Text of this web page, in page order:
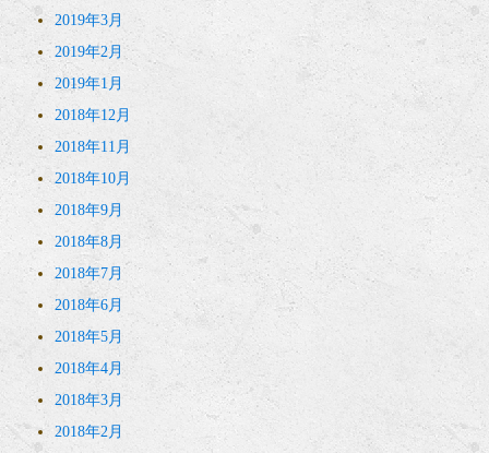
2019年3月
2019年2月
2019年1月
2018年12月
2018年11月
2018年10月
2018年9月
2018年8月
2018年7月
2018年6月
2018年5月
2018年4月
2018年3月
2018年2月